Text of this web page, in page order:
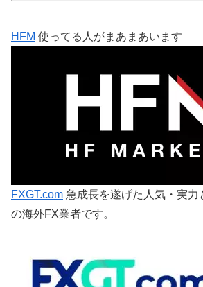
HFM 使ってる人がまあまあいます
FXGT.com 急成長を遂げた人気・実力
の海外FX業者です。